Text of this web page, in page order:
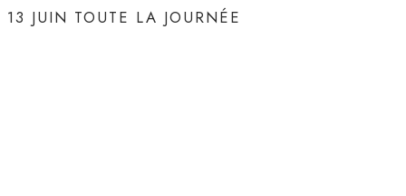
13 JUIN TOUTE LA JOURNÉE